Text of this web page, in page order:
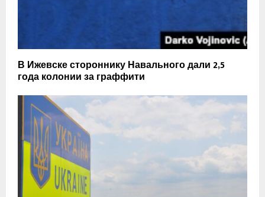
В Ижевске стороннику Навального дали 2,5
года колонии за граффити